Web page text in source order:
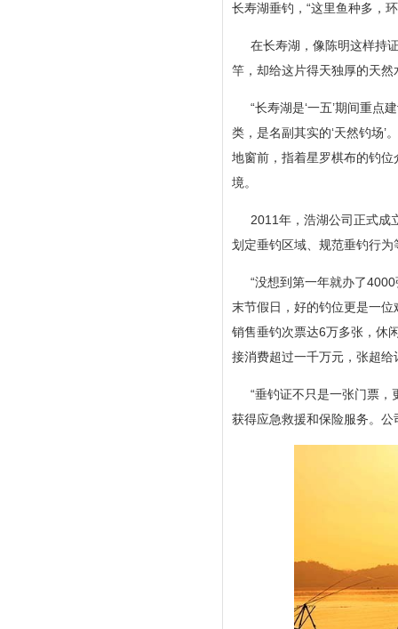
长寿湖垂钓，“这里鱼种多，
在长寿湖，像陈明这样持
竿，却给这片得天独厚的天
“长寿湖是‘一五’期间重
类，是名副其实的‘天然钓场
地窗前，指着星罗棋布的钓
境。
2011年，浩湖公司正式成
划定垂钓区域、规范垂钓行
“没想到第一年就办了
末节假日，好的钓位更是一
销售垂钓次票达6万多张，休
接消费超过一千万元，张超给
“垂钓证不只是一张门票
获得应急救援和保险服务。